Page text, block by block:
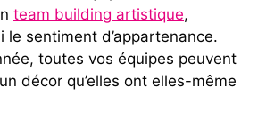
team building artistique,
le sentiment d’appartenance.
toutes vos équipes peuvent
décor qu’elles ont elles-même